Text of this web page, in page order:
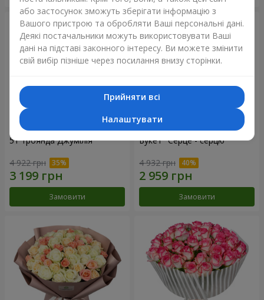
51 троянда Джумілія
4 922 грн
Замовити
Букет "Серце - серцю"
4 932 грн
Замовити
або застосунок зможуть зберігати інформацію з
Вашого пристрою та обробляти Ваші персональні дані.
Деякі постачальники можуть використовувати Ваші
дані на підставі законного інтересу. Ви можете змінити
свій вибір пізніше через посилання внизу сторінки.
Прийняти всі
Налаштувати